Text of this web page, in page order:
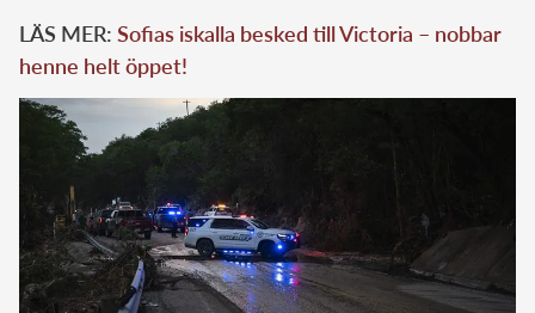
LÄS MER: Sofias iskalla besked till Victoria – nobbar
henne helt öppet!